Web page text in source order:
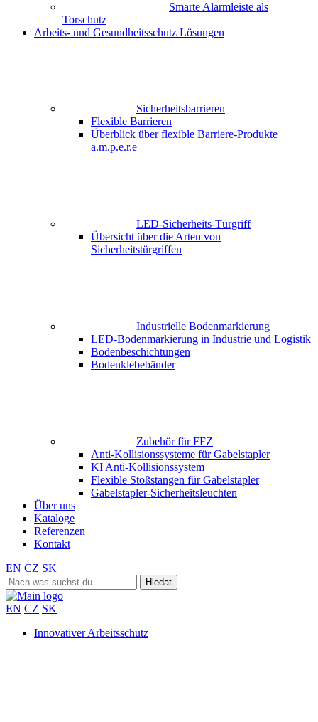
Smarte Alarmleiste als
Torschutz
Arbeits- und Gesundheitsschutz Lösungen
Sicherheitsbarrieren
Flexible Barrieren
Überblick über flexible Barriere-Produkte
a.m.p.e.r.e
LED-Sicherheits-Türgriff
Übersicht über die Arten von
Sicherheitstürgriffen
Industrielle Bodenmarkierung
LED-Bodenmarkierung in Industrie und Logistik
Bodenbeschichtungen
Bodenklebebänder
Zubehör für FFZ
Anti-Kollisionssysteme für Gabelstapler
KI Anti-Kollisionssystem
Flexible Stoßstangen für Gabelstapler
Gabelstapler-Sicherheitsleuchten
Über uns
Kataloge
Referenzen
Kontakt
EN CZ SK
Search
for:
EN CZ SK
Innovativer Arbeitsschutz